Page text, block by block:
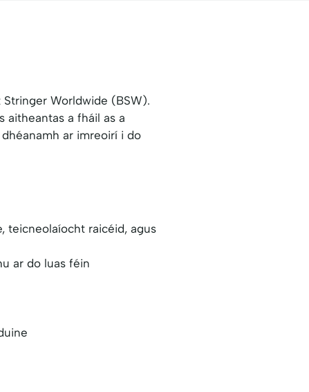
Worldwide (BSW).
aitheantas a fháil as a
ar imreoirí i do
teicneolaíocht raicéid, agus
ar do luas féin